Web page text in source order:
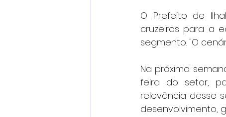
O Prefeito de
cruzeiros para a
segmento. "O
Na próxima
feira do setor,
relevância desse
desenvolvimento,